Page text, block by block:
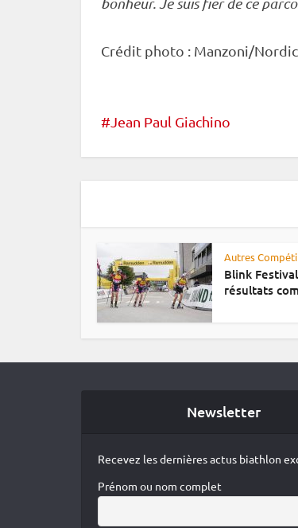
Crédit photo : Manzoni/
Jean Paul Giachino
Autres
Blink
résultats
Newsletter
Recevez les dernières actus biathlon
Prénom ou nom complet